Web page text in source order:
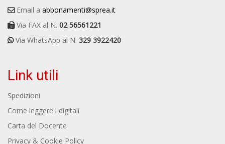
Email a abbonamenti@sprea.it
Via FAX al N. 02 56561221
Via WhatsApp al N. 329 3922420
Link utili
Spedizioni
Come leggere i digitali
Carta del Docente
Privacy & Cookie Policy